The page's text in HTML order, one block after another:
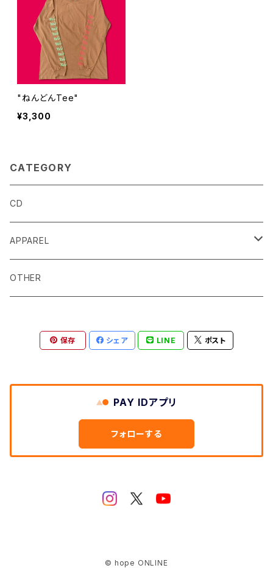
"ねんどんTee"
¥3,300
CATEGORY
CD
APPAREL
T-SHIRT
LONG SLEEVE
CAP/BAG
OTHER
保存 シェア LINE ポスト
PAY IDアプリ
フォローする
© hope ONLINE